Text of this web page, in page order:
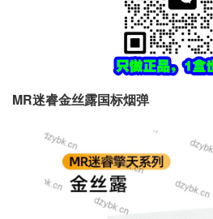
MR迷睿金丝露国标烟弹